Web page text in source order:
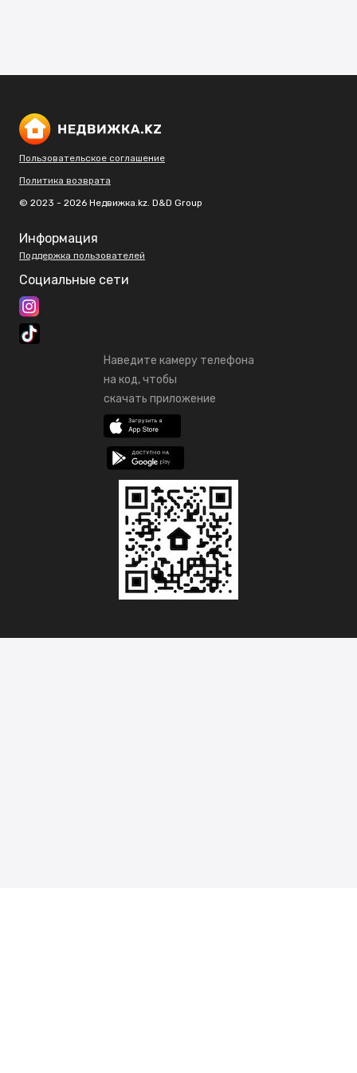
Пользовательское соглашение
Политика возврата
© 2023 - 2026 Недвижка.kz. D&D Group
Информация
Поддержка пользователей
Социальные сети
Наведите камеру телефона
на код, чтобы
скачать приложение